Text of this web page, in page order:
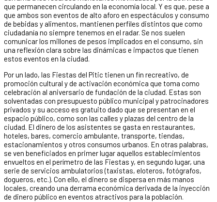
que permanecen circulando en la economía local. Y es que, pese a
que ambos son eventos de alto aforo en espectáculos y consumo
de bebidas y alimentos, mantienen perfiles distintos que como
ciudadanía no siempre tenemos en el radar. Se nos suelen
comunicar los millones de pesos implicados en el consumo, sin
una reflexión clara sobre las dinámicas e impactos que tienen
estos eventos en la ciudad.
Por un lado, las Fiestas del Pitic tienen un fin recreativo, de
promoción cultural y de activación económica que toma como
celebración al aniversario de fundación de la ciudad. Estas son
solventadas con presupuesto público municipal y patrocinadores
privados y su acceso es gratuito dado que se presentan en el
espacio público, como son las calles y plazas del centro de la
ciudad. El dinero de los asistentes se gasta en restaurantes,
hoteles, bares, comercio ambulante, transporte, tiendas,
estacionamientos y otros consumos urbanos. En otras palabras,
se ven beneficiados en primer lugar aquellos establecimientos
envueltos en el perímetro de las Fiestas y, en segundo lugar, una
serie de servicios ambulatorios (taxistas, eloteros, fotógrafos,
dogueros, etc.). Con ello, el dinero se dispersa en más manos
locales, creando una derrama económica derivada de la inyección
de dinero público en eventos atractivos para la población.